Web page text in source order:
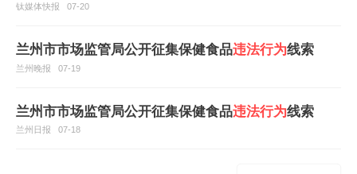
钛媒体快报 07-20
兰州市市场监管局公开征集保健食品违法行为线索
兰州晚报 07-19
兰州市市场监管局公开征集保健食品违法行为线索
兰州日报 07-18